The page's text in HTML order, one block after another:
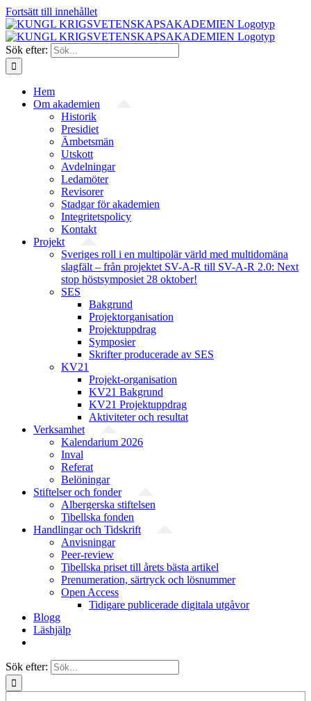
Fortsätt till innehållet
Sök efter:
Hem
Om akademien
Historik
Presidiet
Ämbetsmän
Utskott
Avdelningar
Ledamöter
Revisorer
Stadgar för akademien
Integritetspolicy
Kontakt
Projekt
Sveriges roll i en multipolär värld med multidomäna
slagfält – från projektet SV-A-R till SV-A-R 2.0: Next
stop höstsymposiet 28 oktober!
SES
Bakgrund
Projekt­organisation
Projektuppdrag
Symposier
Skrifter producerade av SES
KV21
Projekt-organisation
KV21 Bakgrund
KV21 Projektuppdrag
Aktiviteter och resultat
Verksamhet
Kalendarium 2026
Inval
Referat
Belöningar
Stiftelser och fonder
Albergerska stiftelsen
Tibellska fonden
Handlingar och Tidskrift
Anvisningar
Peer-review
Tibellska priset till årets bästa artikel
Prenumeration, särtryck och lösnummer
Open Access
Tidigare publicerade digitala utgåvor
Blogg
Läshjälp
Sök efter: